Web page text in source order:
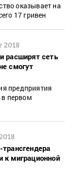
оказывает на
17 гривен
2018
расширят сеть
смогут
предприятия
в первом
к миграционной